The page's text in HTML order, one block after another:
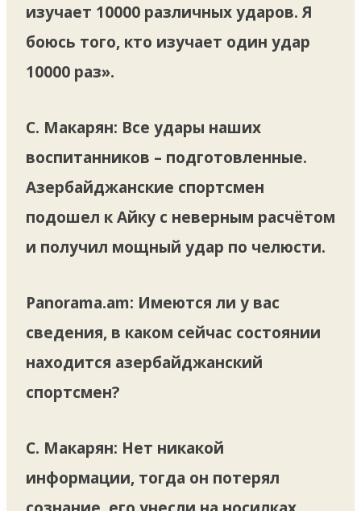
изучает 10000 различных ударов. Я
боюсь того, кто изучает один удар
10000 раз».
С. Макарян: Все удары наших
воспитанников – подготовленные.
Азербайджанские спортсмен
подошел к Айку с неверным расчётом
и получил мощный удар по челюсти.
Panorama.am: Имеются ли у вас
сведения, в каком сейчас состоянии
находится азербайджанский
спортсмен?
С. Макарян: Нет никакой
информации, тогда он потерял